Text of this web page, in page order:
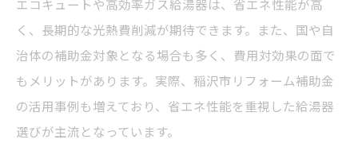
エコキュートや高効率ガス給湯器は、省エネ性能が高
く、長期的な光熱費削減が期待できます。また、国や自
治体の補助金対象となる場合も多く、費用対効果の面で
もメリットがあります。実際、稲沢市リフォーム補助金
の活用事例も増えており、省エネ性能を重視した給湯器
選びが主流となっています。